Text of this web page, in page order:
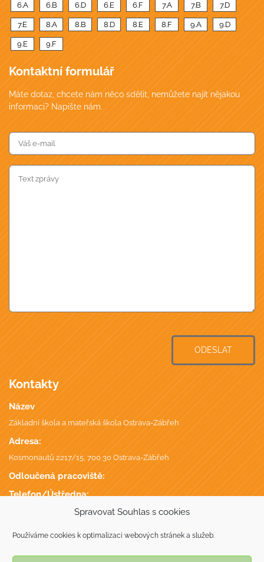
Spravovat Souhlas s cookies
Používáme cookies k optimalizaci webových stránek a služeb.
6.A 6.B 6.D 6.E 6.F 7.A 7.B 7.D
7.E 8.A 8.B 8.D 8.E 8.F 9.A 9.D
9.E 9.F
Kontaktní formulář
Máte dotaz, chcete nám něco sdělit, nemůžete najít nějakou
informaci? Napište nám.
ODESLAT
Kontakty
Název
Základní škola a mateřská škola Ostrava-Zábřeh
Adresa:
Kosmonautů 2217/15, 700 30 Ostrava-Zábřeh
Odloučená pracoviště:
Telefon/Ústředna: